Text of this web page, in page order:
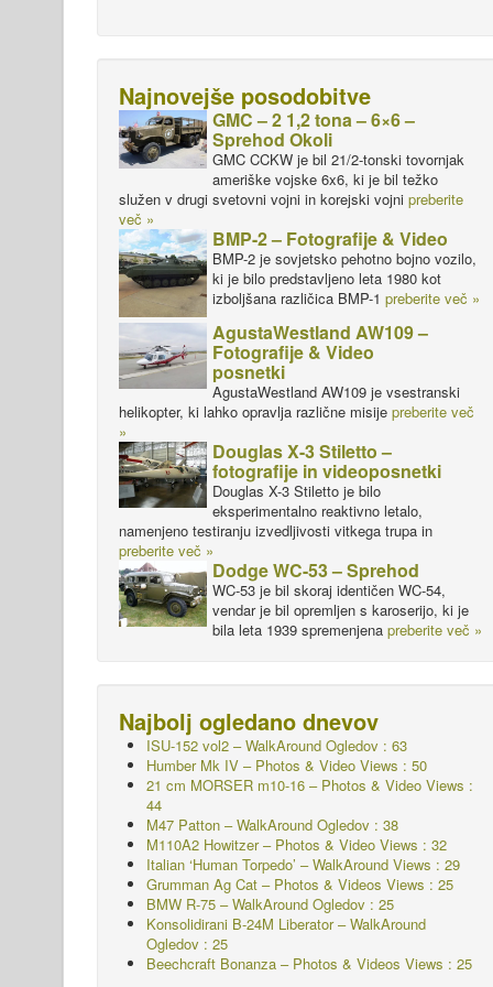
Najnovejše posodobitve
GMC – 2 1,2 tona – 6×6 –
Sprehod Okoli
GMC CCKW je bil 21/2-tonski tovornjak
ameriške vojske 6x6, ki je bil težko
služen v drugi svetovni vojni in korejski vojni preberite
več »
BMP-2 – Fotografije & Video
BMP-2 je sovjetsko pehotno bojno vozilo,
ki je bilo predstavljeno leta 1980 kot
izboljšana različica BMP-1 preberite več »
AgustaWestland AW109 –
Fotografije & Video
posnetki
AgustaWestland AW109 je vsestranski
helikopter, ki lahko opravlja različne misije preberite več
»
Douglas X-3 Stiletto –
fotografije in videoposnetki
Douglas X-3 Stiletto je bilo
eksperimentalno reaktivno letalo,
namenjeno testiranju izvedljivosti vitkega trupa in
preberite več »
Dodge WC-53 – Sprehod
WC-53 je bil skoraj identičen WC-54,
vendar je bil opremljen s karoserijo, ki je
bila leta 1939 spremenjena preberite več »
Najbolj ogledano dnevov
ISU-152 vol2 – WalkAround Ogledov : 63
Humber Mk IV – Photos & Video Views : 50
21 cm MORSER m10-16 – Photos & Video Views :
44
M47 Patton – WalkAround Ogledov : 38
M110A2 Howitzer – Photos & Video Views : 32
Italian ‘Human Torpedo’ – WalkAround Views : 29
Grumman Ag Cat – Photos & Videos Views : 25
BMW R-75 – WalkAround Ogledov : 25
Konsolidirani B-24M Liberator – WalkAround
Ogledov : 25
Beechcraft Bonanza – Photos & Videos Views : 25